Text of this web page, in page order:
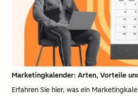
Marketingkalender: Arten, Vorteile
Erfahren Sie hier, was ein